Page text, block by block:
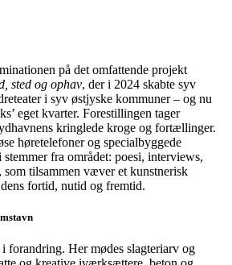
på det omfattende projekt
sted og ophav, der i 2024 skabte syv
i syv østjyske kommuner – og nu
eget kvarter. Forestillingen tager
kringlede kroge og fortællinger.
høretelefoner og specialbyggede
fra området: poesi, interviews,
som tilsammen væver et kunstnerisk
fortid, nutid og fremtid.
forandring. Her mødes slagteriarv og